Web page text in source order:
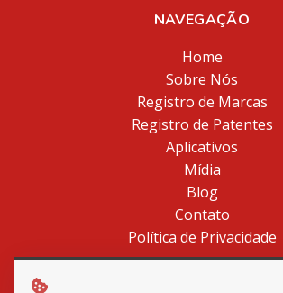
NAVEGAÇÃO
Home
Sobre Nós
Registro de Marcas
Registro de Patentes
Aplicativos
Mídia
Blog
Contato
Política de Privacidade